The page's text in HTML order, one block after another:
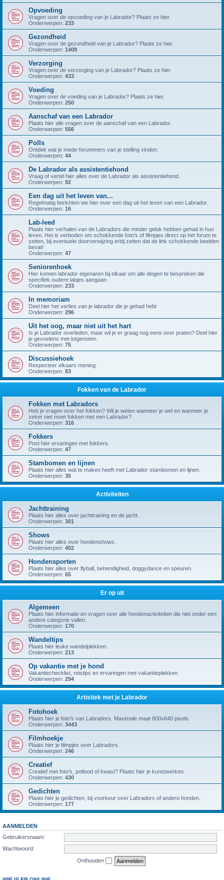
Opvoeding
Vragen over de opvoeding van je Labrador? Plaats ze hier.
Onderwerpen: 233
Gezondheid
Vragen over de gezondheid van je Labrador? Plaats ze hier.
Onderwerpen: 1409
Verzorging
Vragen over de verzorging van je Labrador? Plaats ze hier.
Onderwerpen: 433
Voeding
Vragen over de voeding van je Labrador? Plaats ze hier.
Onderwerpen: 250
Aanschaf van een Labrador
Plaats hier alle vragen over de aanschaf van een Labrador.
Onderwerpen: 556
Polls
Ontdek wat je mede-forummers van je stelling vinden.
Onderwerpen: 44
De Labrador als assistentiehond
Vraag of vertel hier alles over de Labrador als assistentiehond.
Onderwerpen: 92
Een dag uit het leven van...
Regelmatig berichten we hier over een dag uit het leven van een Labrador.
Onderwerpen: 16
Lab-leed
Plaats hier verhalen van de Labradors die minder geluk hebben gehad in hun
leven. Het is verboden om schokkende foto's of filmpjes direct op het forum te
zetten, bij eventuele doorverwijzing erbij zetten dat de link schokkende beelden
bevat!
Onderwerpen: 47
Seniorenhoek
Hier komen labrador eigenaren bij elkaar om alle dingen te bespreken die
specifiek oudere labjes aangaan.
Onderwerpen: 233
In memoriam
Deel hier het verlies van je labrador die je gehad hebt
Onderwerpen: 296
Uit het oog, maar niet uit het hart
Is je Labrador overleden, maar wil je er graag nog eens over praten? Deel hier
je gevoelens met lotgenoten.
Onderwerpen: 75
Discussiehoek
Respecteer elkaars mening.
Onderwerpen: 83
Fokken van de Labrador
Fokken met Labradors
Heb je vragen over het fokken? Wil je weten wanneer je wel en wanneer je
zeker niet moet fokken met een Labrador?
Onderwerpen: 316
Fokkers
Post hier ervaringen met fokkers.
Onderwerpen: 47
Stambomen en lijnen
Plaats hier alles wat te maken heeft met Labrador stambomen en lijnen.
Onderwerpen: 35
Activiteiten
Jachttraining
Plaats hier alles over jachttraining en de jacht.
Onderwerpen: 301
Shows
Plaats hier alles over hondenshows.
Onderwerpen: 402
Hondensporten
Plaats hier alles over flyball, behendigheid, doggydance en speuren.
Onderwerpen: 65
Er op uit
Algemeen
Plaats hier informatie en vragen over alle hondenactiviteiten die niet onder een
andere categorie vallen.
Onderwerpen: 170
Wandeltips
Plaats hier leuke wandelplekken.
Onderwerpen: 213
Op vakantie met je hond
Vakantiechecklist, reistips en ervaringen met vakantieplekken.
Onderwerpen: 294
Artistiek met je Labrador
Fotohoek
Plaats hier je foto's van Labradors. Maximale maat 800x640 pixels.
Onderwerpen: 3443
Filmhoekje
Plaats hier je filmpjes over Labradors.
Onderwerpen: 246
Creatief
Creatief met foto's, potlood of kwast? Plaats hier je kunstwerken.
Onderwerpen: 430
Gedichten
Plaats hier je gedichten, bij voorkeur over Labradors of andere honden.
Onderwerpen: 177
AANMELDEN
Gebruikersnaam:
Wachtwoord:
Onthouden